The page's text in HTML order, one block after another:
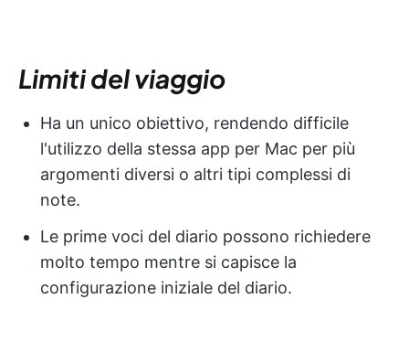
Limiti del viaggio
Ha un unico obiettivo, rendendo difficile
l'utilizzo della stessa app per Mac per più
argomenti diversi o altri tipi complessi di
note.
Le prime voci del diario possono richiedere
molto tempo mentre si capisce la
configurazione iniziale del diario.